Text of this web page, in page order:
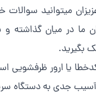
میتوانید
ما در میان گذاشته
بگیرید.
یا ارور ظرفشویی
آسیب جدی به دستگاه